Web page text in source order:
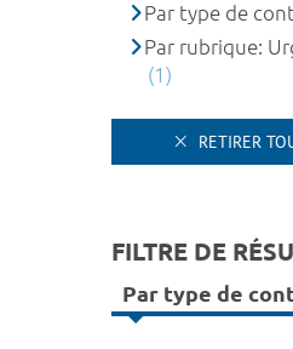
Par type de
Par rubrique:
(1)
RETIRER
FILTRE DE
Par type de